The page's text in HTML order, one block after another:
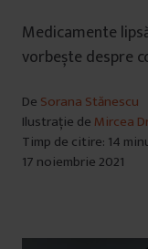
Medicamente
vorbește despre
De Sorana Stănescu
Ilustrație de Mircea
Timp de citire: 14
17 noiembrie 2021